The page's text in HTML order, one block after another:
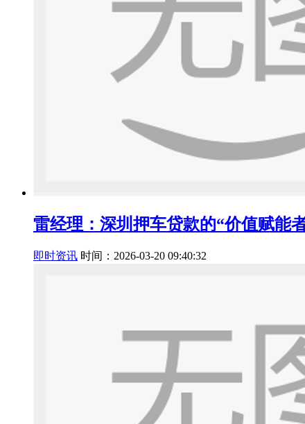
雷经理：深圳押车贷款的“价值赋能
即时资讯 时间：2026-03-20 09:40:32